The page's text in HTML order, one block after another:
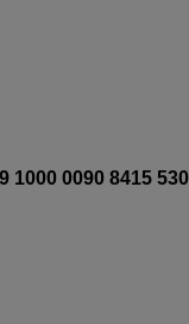
1000 0090 8415